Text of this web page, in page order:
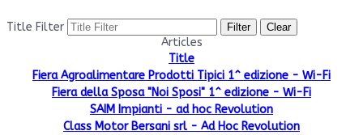
Title Filter Filter Clear
Articles
Title
Fiera Agroalimentare Prodotti Tipici 1^ edizione - Wi-Fi
Fiera della Sposa "Noi Sposi" 1^ edizione - Wi-Fi
SAIM Impianti - ad hoc Revolution
Class Motor Bersani srl - Ad Hoc Revolution